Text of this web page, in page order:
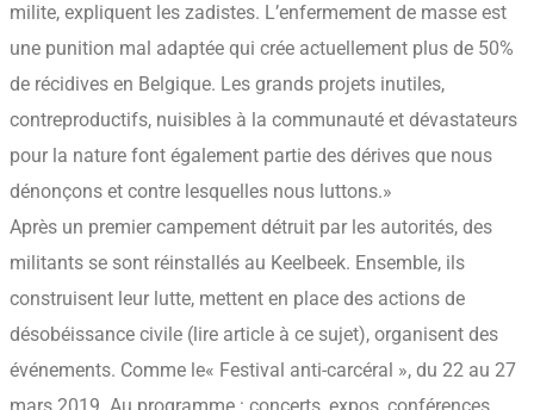
milite, expliquent les zadistes. L’enfermement de masse est
une punition mal adaptée qui crée actuellement plus de 50%
de récidives en Belgique. Les grands projets inutiles,
contreproductifs, nuisibles à la communauté et dévastateurs
pour la nature font également partie des dérives que nous
dénonçons et contre lesquelles nous luttons.»
Après un premier campement détruit par les autorités, des
militants se sont réinstallés au Keelbeek. Ensemble, ils
construisent leur lutte, mettent en place des actions de
désobéissance civile (lire article à ce sujet), organisent des
événements. Comme le« Festival anti-carcéral », du 22 au 27